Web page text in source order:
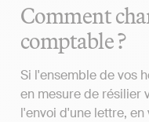
Comment
comptable ?
Si l'ensemble de vos
en mesure de résilier
l'envoi d'une lettre,